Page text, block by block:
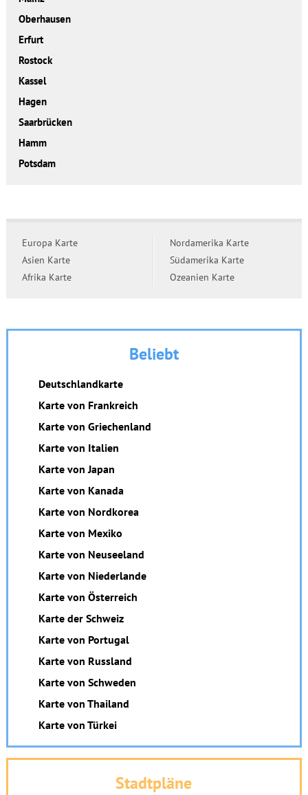
Oberhausen
Erfurt
Rostock
Kassel
Hagen
Saarbrücken
Hamm
Potsdam
Europa Karte
Asien Karte
Afrika Karte
Nordamerika Karte
Südamerika Karte
Ozeanien Karte
Beliebt
Deutschlandkarte
Karte von Frankreich
Karte von Griechenland
Karte von Italien
Karte von Japan
Karte von Kanada
Karte von Nordkorea
Karte von Mexiko
Karte von Neuseeland
Karte von Niederlande
Karte von Österreich
Karte der Schweiz
Karte von Portugal
Karte von Russland
Karte von Schweden
Karte von Thailand
Karte von Türkei
Stadtpläne